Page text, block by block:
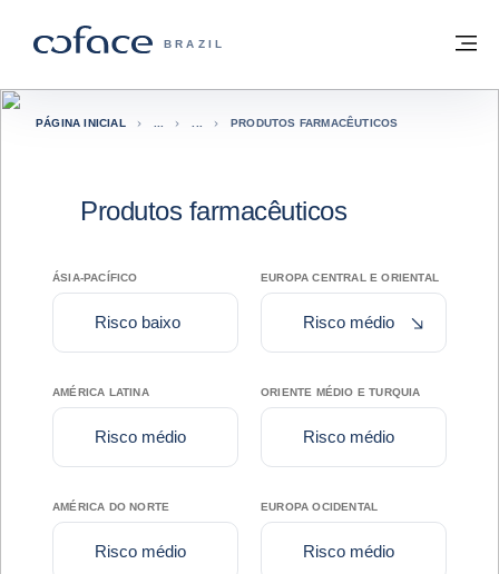
COFACE FOR TRADE - SITE DO GRUPO
BRAZIL
Voltar à página inicial
PÁGINA INICIAL PRODUTOS FARMACÊUTICOS
Produtos farmacêuticos
ÁSIA-PACÍFICO
Risco baixo
EUROPA CENTRAL E ORIENTAL
Risco médio
AMÉRICA LATINA
Risco médio
ORIENTE MÉDIO E TURQUIA
Risco médio
AMÉRICA DO NORTE
Risco médio
EUROPA OCIDENTAL
Risco médio